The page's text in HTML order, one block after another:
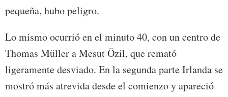
pequeña, hubo peligro.
Lo mismo ocurrió en el minuto 40, con un centro de
Thomas Müller a Mesut Özil, que remató
ligeramente desviado. En la segunda parte Irlanda se
mostró más atrevida desde el comienzo y apareció